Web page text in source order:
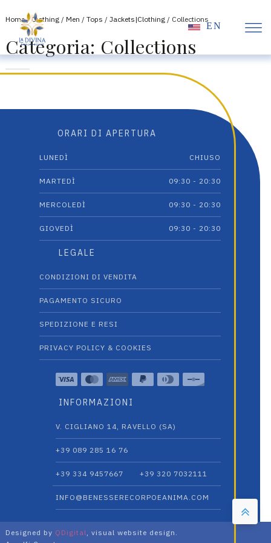
EN
Home/Clothing/ Men / Tops / Jackets|Clothing/ Collections
Categoria: Collections
ORARI DI APERTURA
LUNEDÌ CHIUSO
MARTEDÌ 09:30 - 20:30
MERCOLEDÌ 09:30 - 20:30
GIOVEDÌ 09:30 - 20:30
LEGALE
CONDIZIONI DI VENDITA
PAGAMENTO SICURO
SPEDIZIONE E RESI
PRIVACY POLICY & COOKIES
INFORMAZIONI
V. CIGLIANO 14, RAVELLO (SA)
+39 089 285 16 76
+39 334 9457667‬ +39 320 7032111
INFO@BENESSERECORPOEANIMA.COM
Designed by QDigital, visual website design.